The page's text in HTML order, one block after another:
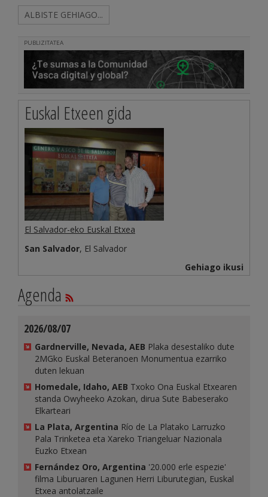
ALBISTE GEHIAGO...
PUBLIZITATEA
Euskal Etxeen gida
El Salvador-eko Euskal Etxea
San Salvador, El Salvador
Gehiago ikusi
Agenda
2026/08/07
Gardnerville, Nevada, AEB Plaka desestaliko dute
2MGko Euskal Beteranoen Monumentua ezarriko
duten lekuan
Homedale, Idaho, AEB Txoko Ona Euskal Etxearen
standa Owyheeko Azokan, dirua Sute Babeserako
Elkarteari
La Plata, Argentina Río de La Platako Larruzko
Pala Trinketea eta Xareko Triangeluar Nazionala
Euzko Etxean
Fernández Oro, Argentina '20.000 erle espezie'
filma Liburuaren Lagunen Herri Liburutegian, Euskal
Etxea antolatzaile